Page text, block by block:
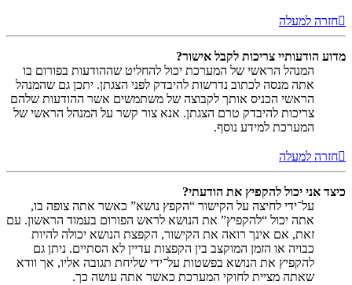
חזרה למעלה
מדוע הודעותיי צריכות לקבל אישור?
המנהל הראשי של המערכת יכול להחליט שההודעות בפורום בו
אתה מנסה לכתוב נדרשות להיבדק לפני הצגתן. יתכן גם שהמנהל
הראשי הכניס אותך לקבוצה של משתמשים אשר ההודעות שלהם
צריכות להיבדק טרם הצגתן. אנא צור קשר על המנהל הראשי של
המערכת למידע נוסף.
חזרה למעלה
כיצד אני יכול להקפיץ את הודעתי?
על־ידי לחיצה על הקישור “הקפץ נושא” כאשר אתה צופה בו,
אתה יכול “להקפיץ” את הנושא לראש הפורום בעמוד הראשון. עם
זאת, אם אינך רואה את הקישור, הקפצת הנושא יכולה להיות
כבויה או הזמן המוקצב בין הקפצות עדיין לא הסתיים. ניתן גם
להקפיץ את הנושא בפשטות על־ידי שליחת תגובה אליו, אך וודא
שאתה מציית לחוקי המערכת כאשר אתה עושה כך.